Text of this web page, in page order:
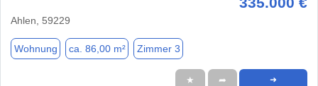
Ahlen, 59229
Wohnung ca. 86,00 m² Zimmer 3
★ ➦ ➜